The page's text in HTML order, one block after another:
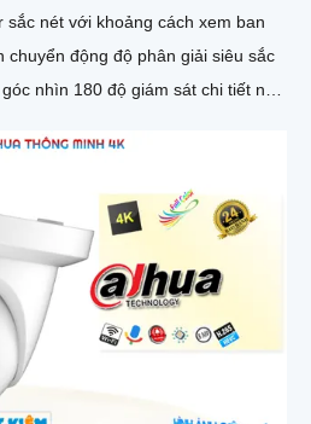
nét với khoảng cách xem ban
chuyển động độ phân giải siêu sắc
nhìn 180 độ giám sát chi tiết nhỏ